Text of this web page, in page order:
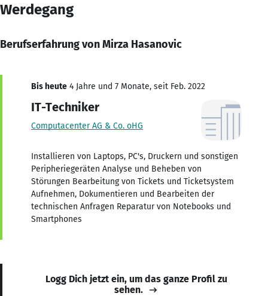
Werdegang
Berufserfahrung von Mirza Hasanovic
Bis heute 4 Jahre und 7 Monate, seit Feb. 2022
IT-Techniker
Computacenter AG & Co. oHG
Installieren von Laptops, PC's, Druckern und sonstigen
Peripheriegeräten Analyse und Beheben von
Störungen Bearbeitung von Tickets und Ticketsystem
Aufnehmen, Dokumentieren und Bearbeiten der
technischen Anfragen Reparatur von Notebooks und
Smartphones
Logg Dich jetzt ein, um das ganze Profil zu
sehen.